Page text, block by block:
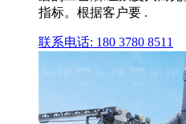
指标。根据客户要 .
联系电话: 180 3780 8511